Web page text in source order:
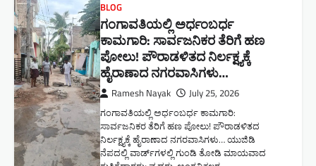
BLOG
ಗಂಗಾವತಿಯಲ್ಲಿ ಅರ್ಧಂಬರ್ಧ
ಕಾಮಗಾರಿ: ಸಾರ್ವಜನಿಕರ ತೆರಿಗೆ ಹಣ
ಪೋಲು! ಪೌರಾಡಳಿತದ ನಿರ್ಲಕ್ಷ್ಯಕ್ಕೆ
ಹೈರಾಣಾದ ನಗರವಾಸಿಗಳು​…
Ramesh Nayak July 25, 2026
ಗಂಗಾವತಿಯಲ್ಲಿ ಅರ್ಧಂಬರ್ಧ ಕಾಮಗಾರಿ:
ಸಾರ್ವಜನಿಕರ ತೆರಿಗೆ ಹಣ ಪೋಲು! ಪೌರಾಡಳಿತದ
ನಿರ್ಲಕ್ಷ್ಯಕ್ಕೆ ಹೈರಾಣಾದ ನಗರವಾಸಿಗಳು​… ಯುಜಿಡಿ
ನೆಪದಲ್ಲಿ ವಾರ್ಡ್‌ಗಳಲ್ಲಿ ಗುಂಡಿ ತೋಡಿ ಮಾಯವಾದ